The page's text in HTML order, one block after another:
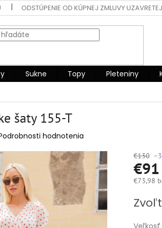
ODSTÚPENIE OD KÚPNEJ ZMLUVY UZAVRETEJ
Sukne Topy Pleteniny
šaty 155-T
hodnotenia
€130
€91
€73,98
cena: